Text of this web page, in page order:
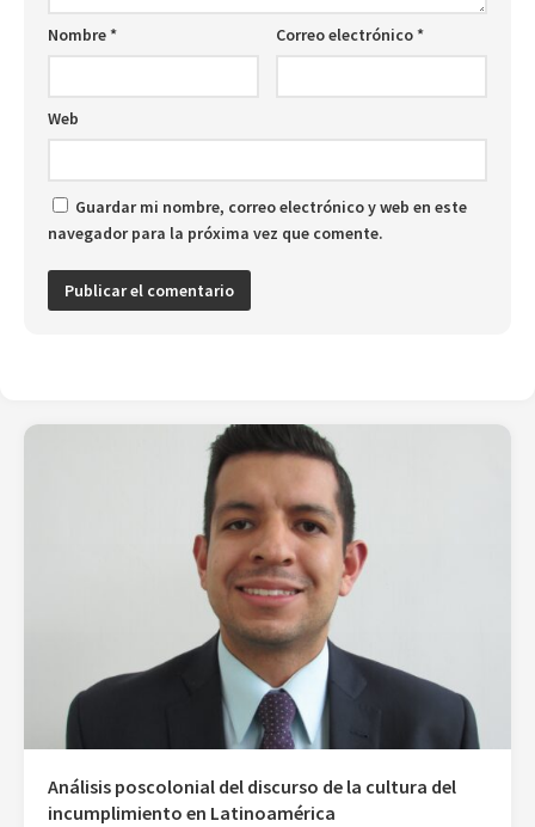
Nombre* Correo electrónico*
Web
Guardar mi nombre, correo electrónico y web en este
navegador para la próxima vez que comente.
Análisis poscolonial del discurso de la cultura del
incumplimiento en Latinoamérica